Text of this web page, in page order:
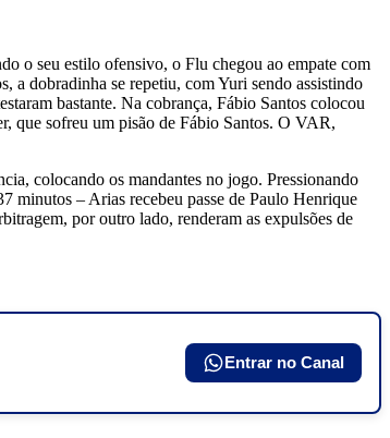
o seu estilo ofensivo, o Flu chegou ao empate com
a dobradinha se repetiu, com Yuri sendo assistindo
bastante. Na cobrança, Fábio Santos colocou
que sofreu um pisão de Fábio Santos. O VAR,
colocando os mandantes no jogo. Pressionando
minutos – Arias recebeu passe de Paulo Henrique
por outro lado, renderam as expulsões de
Entrar no Canal